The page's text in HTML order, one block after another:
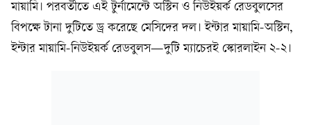
মায়ামি। পরবর্তীতে এই টুর্নামেন্টে অস্টিন ও নিউইয়র্ক রেডবুলসের
বিপক্ষে টানা দুটিতে ড্র করেছে মেসিদের দল। ইন্টার মায়ামি-অস্টিন,
ইন্টার মায়ামি-নিউইয়র্ক রেডবুলস—দুটি ম্যাচেরই স্কোরলাইন ২-২।